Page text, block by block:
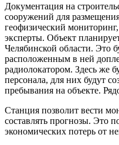
Документация на
сооружений для
геофизический
эксперты. Объект
Челябинской области. Это
расположенным в ней
радиолокатором. Здесь же
персонала, для них будут
пребывания на объекте.
Станция позволит вести
составлять прогнозы. Это
экономических потерь от